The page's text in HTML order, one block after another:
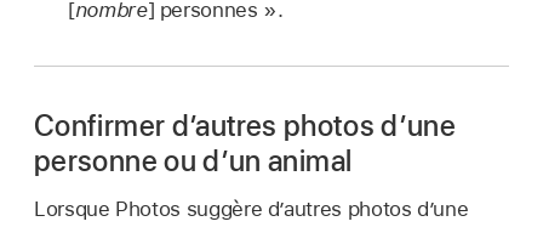
[nombre] personnes ».
Confirmer d’autres photos d’une
personne ou d’un animal
Lorsque Photos suggère d’autres photos d’une